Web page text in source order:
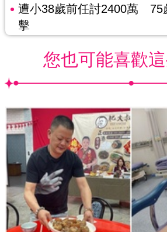
遭小38歲前任討2400萬 75
擊
您也可能喜歡